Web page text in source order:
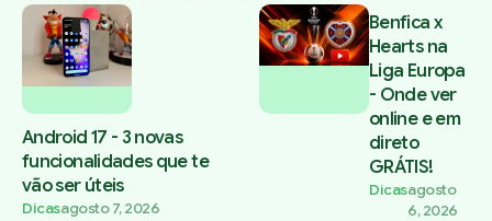
Android 17 - 3 novas
funcionalidades que te
vão ser úteis
Dicasagosto 7, 2026
Benfica x
Hearts na
Liga Europa
- Onde ver
online e em
direto
GRÁTIS!
Dicasagosto
6, 2026